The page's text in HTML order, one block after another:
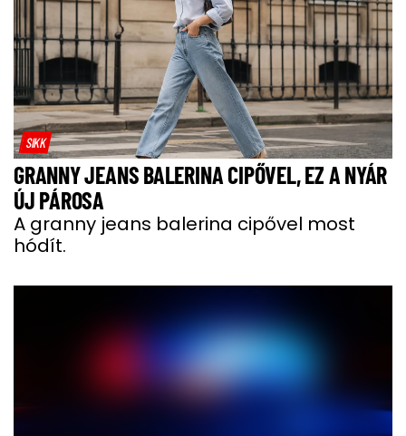
SIKK
GRANNY JEANS BALERINA CIPŐVEL, EZ A NYÁR
ÚJ PÁROSA
A granny jeans balerina cipővel most
hódít.